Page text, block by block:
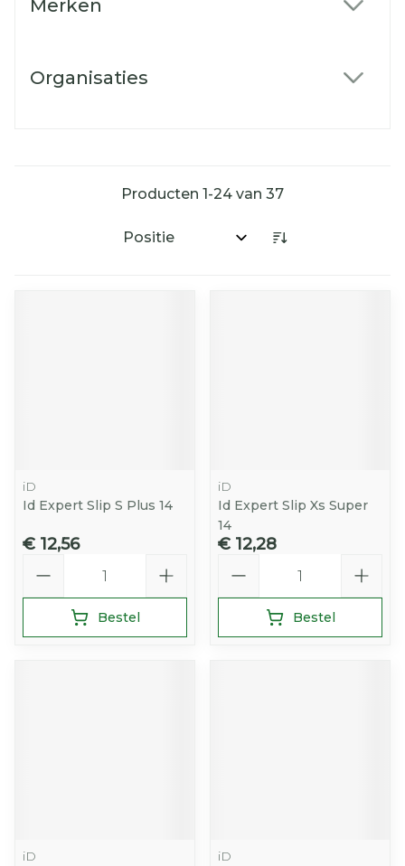
Merken
Organisaties
Producten 1-24 van 37
Sorteer op:
iD
Id Expert Slip S Plus 14
€ 12,56
Bestel
iD
Id Expert Slip Xs Super
14
€ 12,28
Bestel
iD
iD